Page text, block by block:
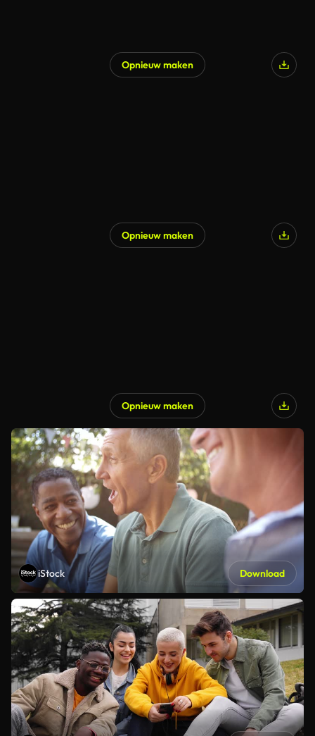
Opnieuw maken
Opnieuw maken
Opnieuw maken
iStock Download